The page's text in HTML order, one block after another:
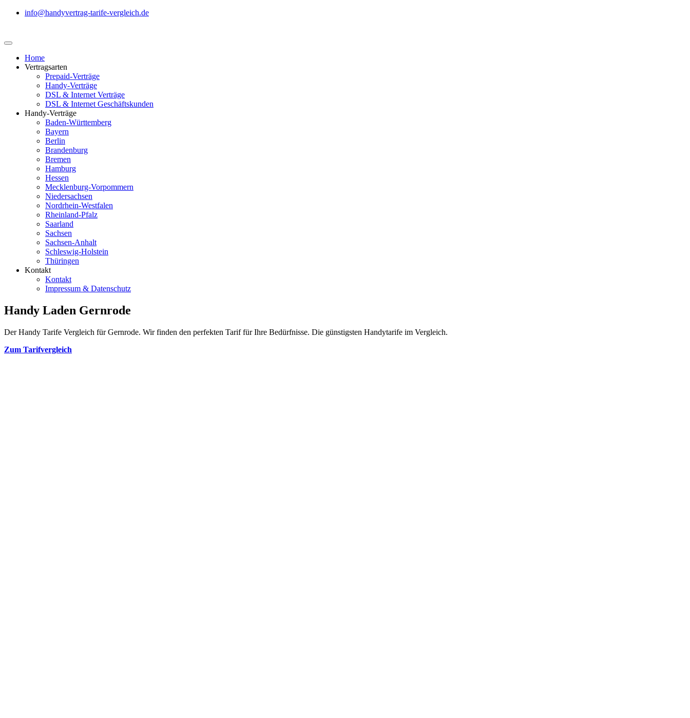
info@handyvertrag-tarife-vergleich.de
Home
Vertragsarten
Prepaid-Verträge
Handy-Verträge
DSL & Internet Verträge
DSL & Internet Geschäftskunden
Handy-Verträge
Baden-Württemberg
Bayern
Berlin
Brandenburg
Bremen
Hamburg
Hessen
Mecklenburg-Vorpommern
Niedersachsen
Nordrhein-Westfalen
Rheinland-Pfalz
Saarland
Sachsen
Sachsen-Anhalt
Schleswig-Holstein
Thüringen
Kontakt
Kontakt
Impressum & Datenschutz
Handy Laden Gernrode
Der Handy Tarife Vergleich für Gernrode. Wir finden den perfekten Tarif für Ihre Bedürfnisse. Die günstigsten Handytarife im Vergleich.
Zum Tarifvergleich